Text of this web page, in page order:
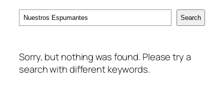
Search Search
Sorry, but nothing was found. Please try a
search with different keywords.